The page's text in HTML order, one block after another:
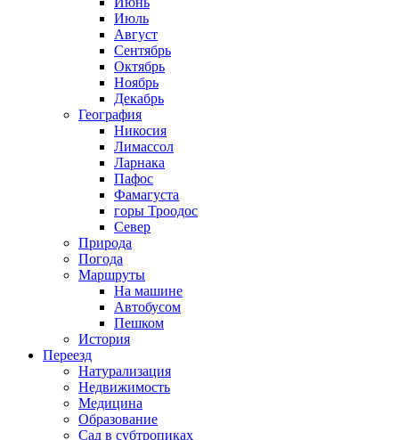
Июль
Август
Сентябрь
Октябрь
Ноябрь
Декабрь
География
Никосия
Лимассол
Ларнака
Пафос
Фамагуста
горы Троодос
Север
Природа
Погода
Маршруты
На машине
Автобусом
Пешком
История
Переезд
Натурализация
Недвижимость
Медицина
Образование
Сад в субтропиках